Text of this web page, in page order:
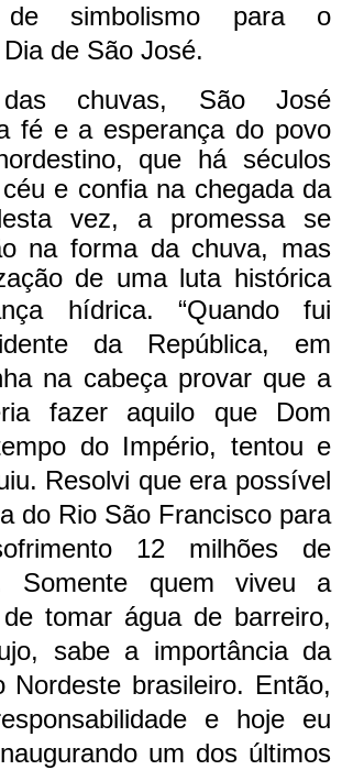
de simbolismo para o
de São José.
das chuvas, São José
fé e a esperança do povo
que há séculos
e confia na chegada da
vez, a promessa se
na forma da chuva, mas
de uma luta histórica
hídrica. “Quando fui
da República, em
na cabeça provar que a
fazer aquilo que Dom
do Império, tentou e
Resolvi que era possível
do Rio São Francisco para
12 milhões de
Somente quem viveu a
tomar água de barreiro,
sabe a importância da
Nordeste brasileiro. Então,
e hoje eu
um dos últimos